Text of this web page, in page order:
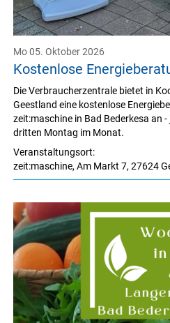
Kostenlose
Mo 05. Oktober 2026
Veranstaltungsort:
zeit:maschine,Am Markt 7,27624
Die Verbraucherzentrale bietet in
Geestland eine kostenlose
zeit:maschine in Bad Bederkesa an -
dritten Montag im Monat.